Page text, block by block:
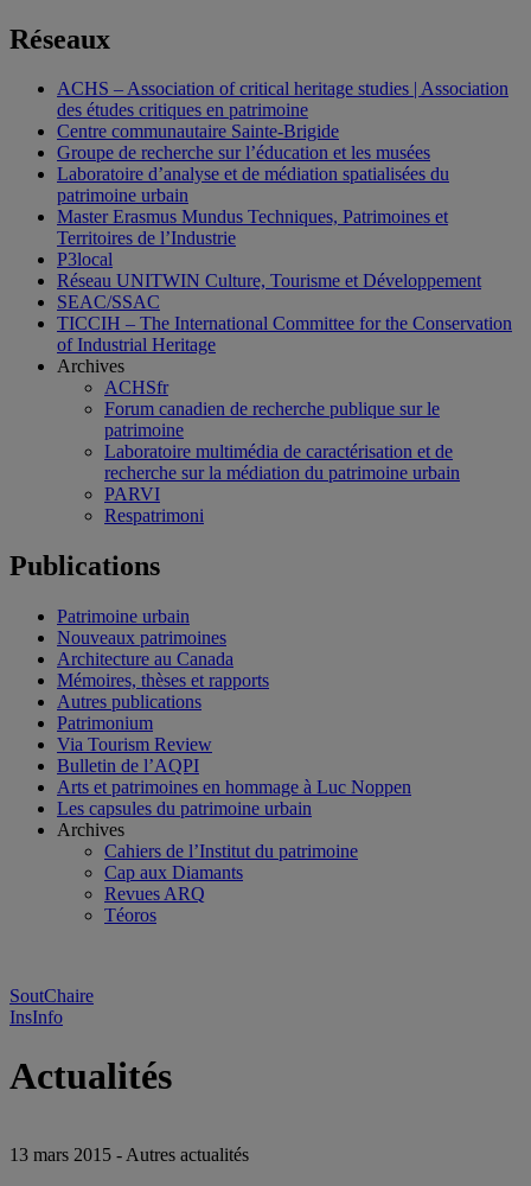
Réseaux
ACHS – Association of critical heritage studies | Association
des études critiques en patrimoine
Centre communautaire Sainte-Brigide
Groupe de recherche sur l’éducation et les musées
Laboratoire d’analyse et de médiation spatialisées du
patrimoine urbain
Master Erasmus Mundus Techniques, Patrimoines et
Territoires de l’Industrie
P3local
Réseau UNITWIN Culture, Tourisme et Développement
SEAC/SSAC
TICCIH – The International Committee for the Conservation
of Industrial Heritage
Archives
ACHSfr
Forum canadien de recherche publique sur le
patrimoine
Laboratoire multimédia de caractérisation et de
recherche sur la médiation du patrimoine urbain
PARVI
Respatrimoni
Publications
Patrimoine urbain
Nouveaux patrimoines
Architecture au Canada
Mémoires, thèses et rapports
Autres publications
Patrimonium
Via Tourism Review
Bulletin de l’AQPI
Arts et patrimoines en hommage à Luc Noppen
Les capsules du patrimoine urbain
Archives
Cahiers de l’Institut du patrimoine
Cap aux Diamants
Revues ARQ
Téoros
SoutChaire
InsInfo
Actualités
13 mars 2015 - Autres actualités